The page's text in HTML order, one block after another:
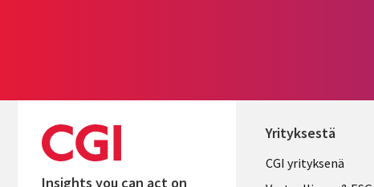
Insights you can act on
Yrityksestä
Useful
CGI yrityksenä